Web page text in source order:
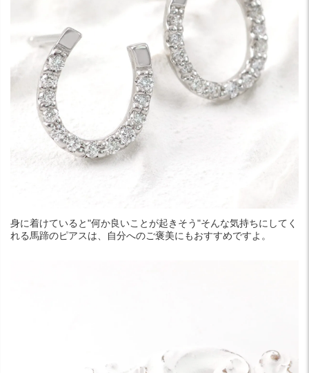
身に着けていると"何か良いことが起きそう"そんな気持ちにしてく
れる馬蹄のピアスは、自分へのご褒美にもおすすめですよ。